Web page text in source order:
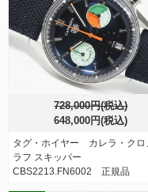
728,000円(税込)
648,000円(税込)
タグ・ホイヤー カレラ・クロ
ラフ スキッパー
CBS2213.FN6002 正規品